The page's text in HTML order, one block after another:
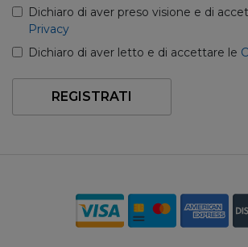
Dichiaro di aver preso visione e di
Privacy
Dichiaro di aver letto e di accettare le
REGISTRATI